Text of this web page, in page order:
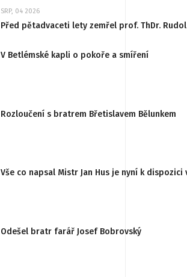
SRP, 04 2026
Před pětadvaceti lety zemřel prof. ThDr.
V Betlémské kapli o pokoře a smíření
Rozloučení s bratrem Břetislavem Bělunkem
Vše co napsal Mistr Jan Hus je nyní k
Odešel bratr farář Josef Bobrovský